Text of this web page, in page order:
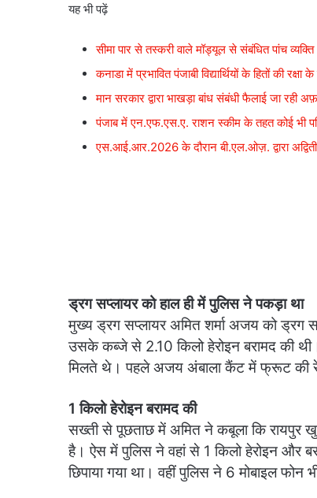
यह भी पढ़ें
सीमा पार से तस्करी वाले मॉड्यूल से संबंधित पांच
कनाडा में प्रभावित पंजाबी विद्यार्थियों के हितों की
मान सरकार द्वारा भाखड़ा बांध संबंधी फैलाई जा रही
पंजाब में एन.एफ.एस.ए. राशन स्कीम के तहत कोई भी
एस.आई.आर.2026 के दौरान बी.एल.ओज़. द्वारा
ड्रग सप्लायर को हाल ही में पुलिस ने पकड़ा था
मुख्य ड्रग सप्लायर अमित शर्मा अजय को ड्रग
उसके कब्जे से 2.10 किलो हेरोइन बरामद की
मिलते थे। पहले अजय अंबाला कैंट में फ्रूट की
1 किलो हेरोइन बरामद की
सख्ती से पूछताछ में अमित ने कबूला कि रायपुर
है। ऐस में पुलिस ने वहां से 1 किलो हेरोइन और
छिपाया गया था। वहीं पुलिस ने 6 मोबाइल